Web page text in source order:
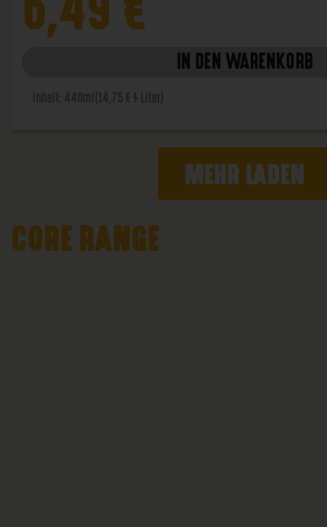
IN DEN WARENKORB
MEHR LADEN
CORE RANGE